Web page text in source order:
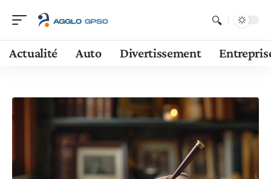
Actualité Auto Divertissement